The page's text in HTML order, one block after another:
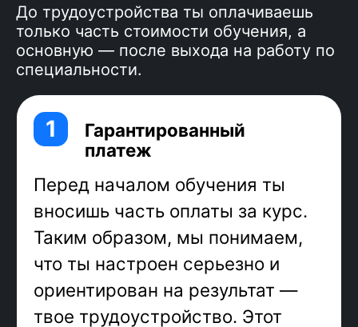
До трудоустройства ты оплачиваешь
только часть стоимости обучения, а
основную — после выхода на работу по
специальности.
проекта. Фронтенд-разработчик
переводит готовый дизайн-макет в
код, добавляет анимацию и
под размеры экранов, подключает к
для тех, кто хочет совместить
программирование и творчество!
JavaScript — самый популярный язык
программирования, его суперсила в
универсальности: можно писать как